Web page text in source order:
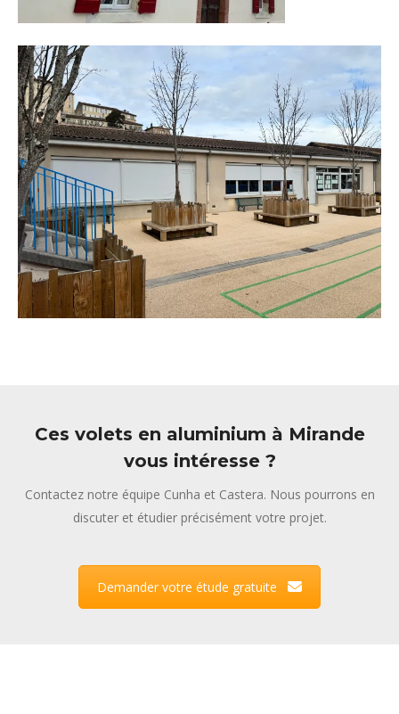
Ces volets en aluminium à Mirande
vous intéresse ?
Contactez notre équipe Cunha et Castera. Nous pourrons en
discuter et étudier précisément votre projet.
Demander votre étude gratuite